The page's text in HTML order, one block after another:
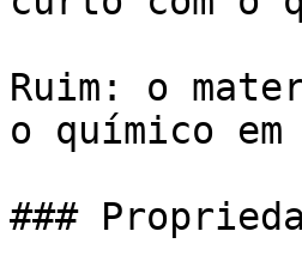
Ruim: o
o químico
###